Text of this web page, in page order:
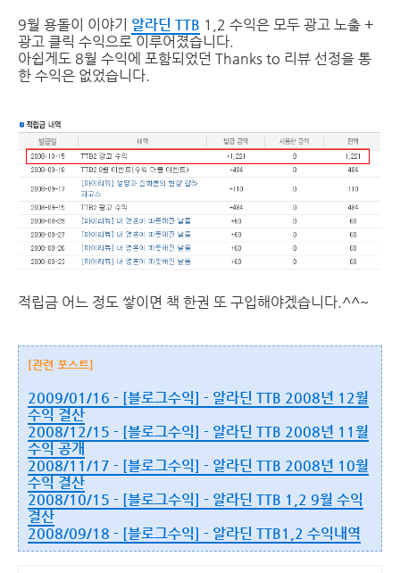
9월 용돌이 이야기 알라딘 TTB 1,2 수익은 모두 광고 노출 +
광고 클릭 수익으로 이루어졌습니다.
아쉽게도 8월 수익에 포함되었던 Thanks to 리뷰 선정을 통
한 수익은 없었습니다.
적립금 어느 정도 쌓이면 책 한권 또 구입해야겠습니다.^^~
[관련 포스트]
2009/01/16 - [블로그수익] - 알라딘 TTB 2008년 12월
수익 결산
2008/12/15 - [블로그수익] - 알라딘 TTB 2008년 11월
수익 공개
2008/11/17 - [블로그수익] - 알라딘 TTB 2008년 10월
수익 결산
2008/10/15 - [블로그수익] - 알라딘 TTB 1,2 9월 수익
결산
2008/09/18 - [블로그수익] - 알라딘 TTB1,2 수익내역